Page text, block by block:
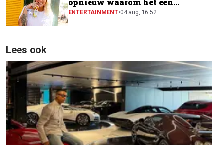
festivalfavoriet is
ENTERTAINMENT•04 aug, 16:52
Lees ook